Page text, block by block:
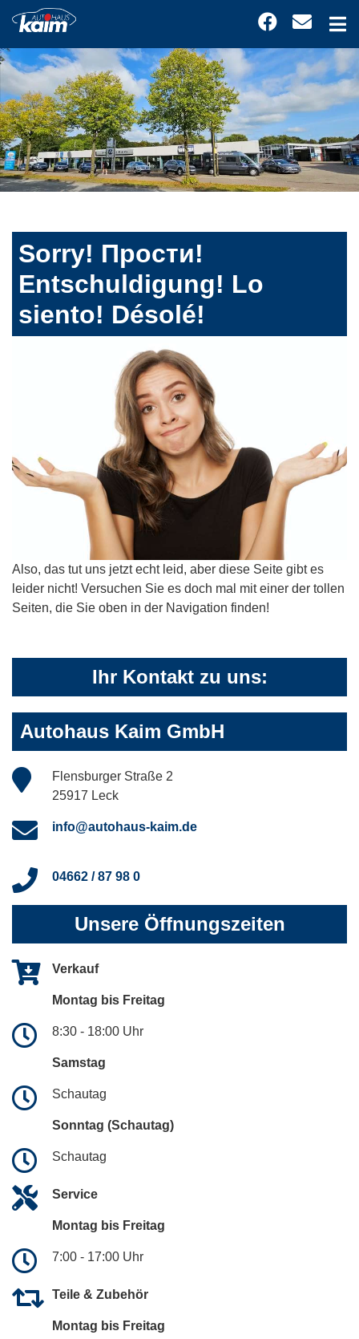
Sorry! Прости!
Entschuldigung! Lo
siento! Désolé!
Also, das tut uns jetzt echt leid, aber diese Seite gibt es
leider nicht! Versuchen Sie es doch mal mit einer der tollen
Seiten, die Sie oben in der Navigation finden!
Ihr Kontakt zu uns:
Autohaus Kaim GmbH
Flensburger Straße 2
25917 Leck
info@autohaus-kaim.de
04662 / 87 98 0
Unsere Öffnungszeiten
Verkauf
Montag bis Freitag
8:30 - 18:00 Uhr
Samstag
Schautag
Sonntag (Schautag)
Schautag
Service
Montag bis Freitag
7:00 - 17:00 Uhr
Teile & Zubehör
Montag bis Freitag